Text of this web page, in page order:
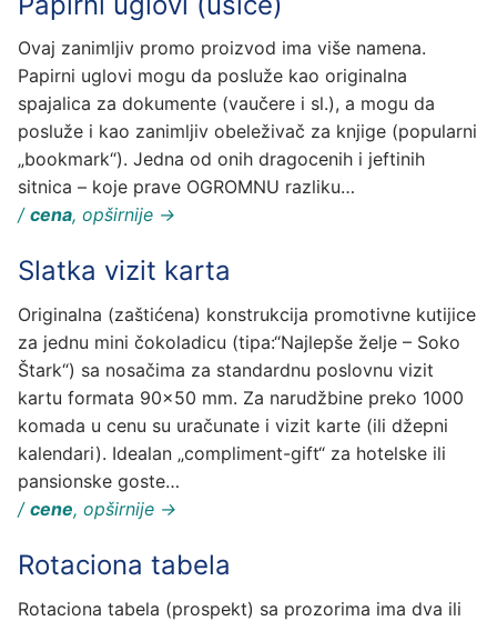
Ovaj zanimljiv promo proizvod ima više namena.
Papirni uglovi mogu da posluže kao originalna
spajalica za dokumente (vaučere i sl.), a mogu da
posluže i kao zanimljiv obeleživač za knjige (popularni
„bookmark“). Jedna od onih dragocenih i jeftinih
sitnica – koje prave OGROMNU razliku…
/ cena, opširnije →
Slatka vizit karta
Originalna (zaštićena) konstrukcija promotivne kutijice
za jednu mini čokoladicu (tipa:“Najlepše želje – Soko
Štark“) sa nosačima za standardnu poslovnu vizit
kartu formata 90×50 mm. Za narudžbine preko 1000
komada u cenu su uračunate i vizit karte (ili džepni
kalendari). Idealan „compliment-gift“ za hotelske ili
pansionske goste…
/ cene, opširnije →
Rotaciona tabela
Rotaciona tabela (prospekt) sa prozorima ima dva ili